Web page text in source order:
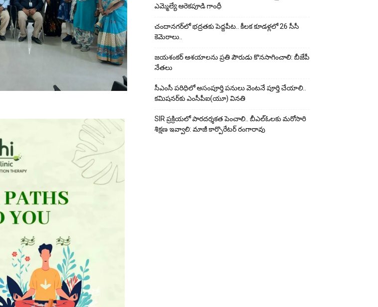
ఎమ్మెల్యే ఆరెక‌పూడి గాంధీ
చందానగర్‌లో భద్రతకు పెద్దపీట.. కీలక కూడళ్లలో 26 సీసీ
కెమెరాలు..
జయశంకర్ ఆశయాలను ప్రతి పౌరుడు కొనసాగించాలి: బీజేపీ
నేతలు
సీఎంసీ పరిధిలో అసంపూర్తి పనులు వెంటనే పూర్తి చేయాలి..
కమిషనర్‌కు ఎంసీపీఐ(యూ) వినతి
SIR ప్రక్రియలో పారదర్శకత పెంచాలి.. బీఎల్ఓలకు మరోసారి
శిక్షణ ఇవ్వాలి: మాజీ కార్పొరేటర్ రంగారావు